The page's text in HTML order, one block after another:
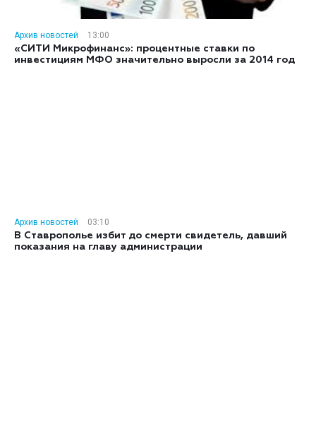
Архив новостей
13:00
«СИТИ Микрофинанс»: процентные ставки по
инвестициям МФО значительно выросли за 2014 год
Архив новостей
03:10
В Ставрополье избит до смерти свидетель, давший
показания на главу администрации